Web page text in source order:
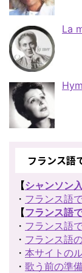
La
フランス語
【シャンソン
・ フランス語
【フランス語
・ フランス語
・ フランス語
・ 本サイトの
・ 歌う前の準